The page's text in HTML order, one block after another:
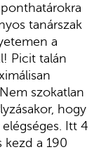
tanárszak
a
Picit talán
szokatlan
hogy
Itt 4
kezd a 190